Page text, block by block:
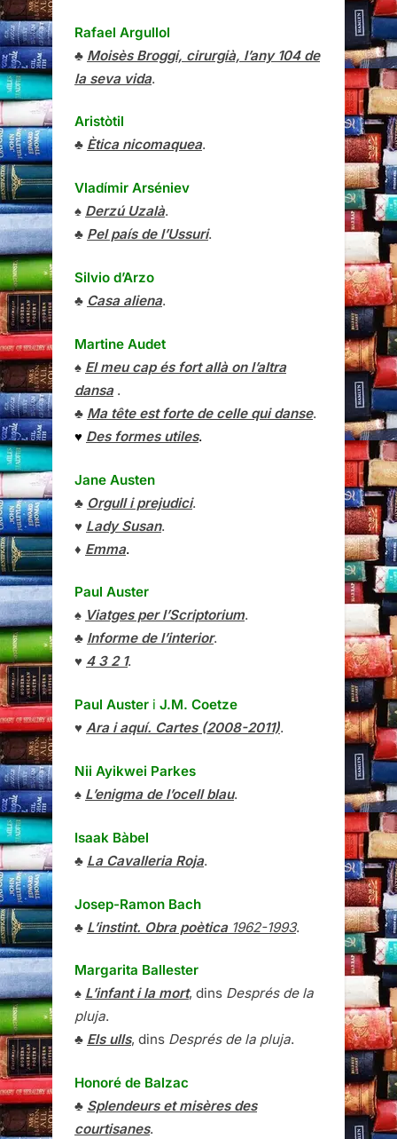
Rafael Argullol
♣ Moisès Broggi, cirurgià, l’any 104 de
la seva vida.
Aristòtil
♣ Ètica nicomaquea.
Vladímir Arséniev
♠ Derzú Uzalà.
♣ Pel país de l’Ussuri.
Silvio d’Arzo
♣ Casa aliena.
Martine Audet
♠ El meu cap és fort allà on l’altra
dansa.
♣ Ma tête est forte de celle qui danse.
♥ Des formes utiles.
Jane Austen
♣ Orgull i prejudici.
♥ Lady Susan.
♦ Emma.
Paul Auster
♠ Viatges per l’Scriptorium.
♣ Informe de l’interior.
♥ 4 3 2 1.
Paul Auster i J.M. Coetze
♥ Ara i aquí. Cartes (2008-2011).
Nii Ayikwei Parkes
♠ L’enigma de l’ocell blau.
Isaak Bàbel
♣ La Cavalleria Roja.
Josep-Ramon Bach
♣ L’instint. Obra poètica1962-1993.
Margarita Ballester
♠ L’infant i la mort, dins Després de la
pluja.
♣ Els ulls, dins Després de la pluja.
Honoré de Balzac
♣ Splendeurs et misères des
courtisanes.